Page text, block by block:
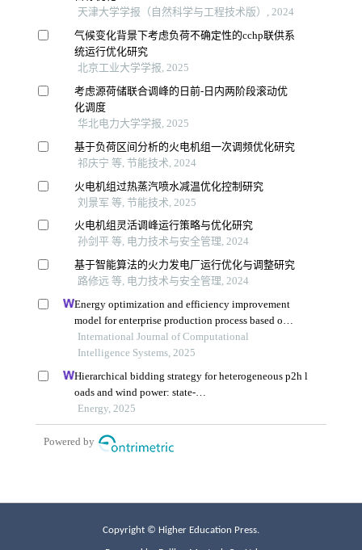
Copyright © Higher Education Press.